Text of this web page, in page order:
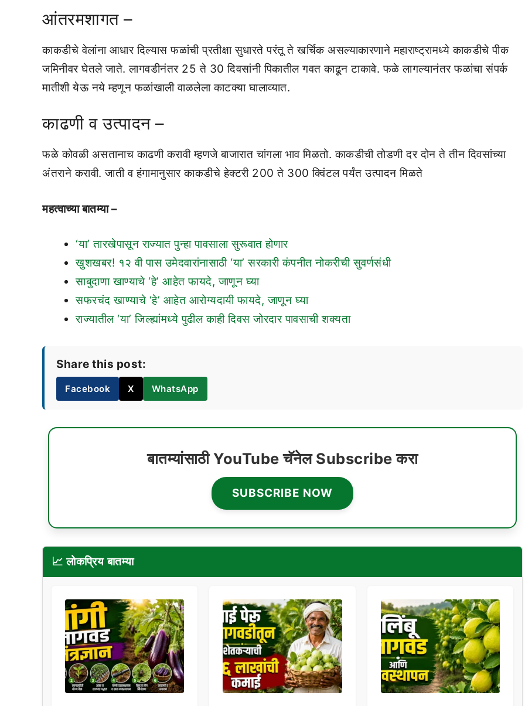
आंतरमशागत –
काकडीचे वेलांना आधार दिल्‍यास फळांची प्रतीक्षा सुधारते परंतू ते खर्चिक असल्‍याकारणाने महाराष्‍ट्रामध्‍ये काकडीचे पीक
जमिनीवर घेतले जाते. लागवडीनंतर 25 ते 30 दिवसांनी पिकातील गवत काढून टाकावे. फळे लागल्‍यानंतर फळांचा संपर्क
मातीशी येऊ नये म्‍हणून फळांखाली वाळलेला काटक्‍या घालाव्‍यात.
काढणी व उत्‍पादन –
फळे कोवळी असतानाच काढणी करावी म्‍हणजे बाजारात चांगला भाव मिळतो. काकडीची तोडणी दर दोन ते तीन दिवसांच्‍या
अंतराने करावी. जाती व हंगामानुसार काकडीचे हेक्‍टरी 200 ते 300 क्विंटल पर्यंत उत्‍पादन मिळते
महत्वाच्या बातम्या –
‘या’ तारखेपासून राज्यात पुन्हा पावसाला सुरूवात होणार
खुशखबर! १२ वी पास उमेदवारांनासाठी ‘या’ सरकारी कंपनीत नोकरीची सुवर्णसंधी
साबुदाणा खाण्याचे ‘हे’ आहेत फायदे, जाणून घ्या
सफरचंद खाण्याचे ‘हे’ आहेत आरोग्यदायी फायदे, जाणून घ्या
राज्यातील ‘या’ जिल्ह्यांमध्ये पुढील काही दिवस जोरदार पावसाची शक्यता
Share this post:
Facebook X WhatsApp
बातम्यांसाठी YouTube चॅनेल Subscribe करा
SUBSCRIBE NOW
📈 लोकप्रिय बातम्या